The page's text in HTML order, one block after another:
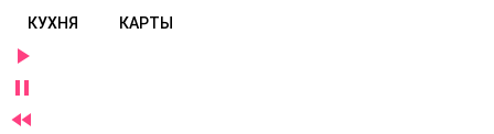
КУХНЯ КАРТЫ


